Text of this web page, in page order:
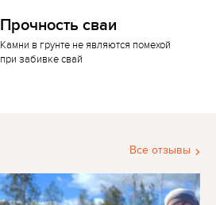
Прочность сваи
Камни в грунте не являются помехой
при забивке свай
Все отзывы